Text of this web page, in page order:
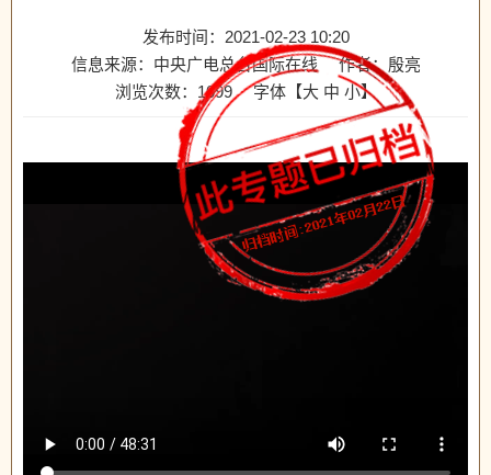
发布时间：2021-02-23 10:20
信息来源：中央广电总台国际在线
作者：殷亮
浏览次数： 1099 字体【大 中 小】